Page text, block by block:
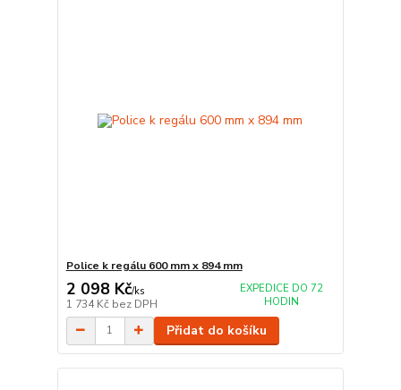
Police k regálu 600 mm x 894 mm
2 098 Kč/ks
1 734 Kč bez DPH
EXPEDICE DO 72
HODIN
Přidat do košíku